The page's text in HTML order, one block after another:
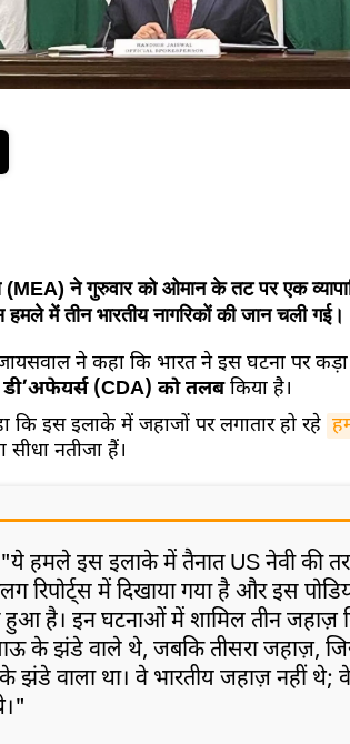
(MEA) ने गुरुवार को ओमान के तट पर एक
में तीन भारतीय नागरिकों की जान चली गई।
ने कहा कि भारत ने इस घटना पर कड़ा
डी’अफेयर्स (CDA) को तलबकिया है।
कि इस इलाके में जहाजों पर लगातार हो रहे
नतीजा हैं।
हमले इस इलाके में तैनात US नेवी की
रिपोर्ट्स में दिखाया गया है और इस
हुआ है। इन घटनाओं में शामिल तीन जहाज़
के झंडे वाले थे, जबकि तीसरा जहाज़,
झंडे वाला था। वे भारतीय जहाज़ नहीं थे;